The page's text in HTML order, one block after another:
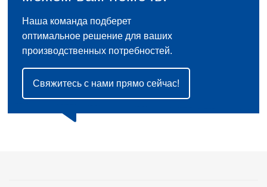
Наша команда подберет
оптимальное решение для ваших
производственных потребностей.
Свяжитесь с нами прямо сейчас!